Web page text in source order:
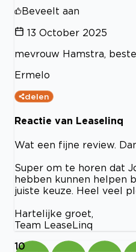
Beveelt aan
13 October 2025
mevrouw Hamstra,
Ermelo
delen
Reactie van Leaselinq
Wat een fijne review.
Super om te horen dat
hebben kunnen helpen
juiste keuze. Heel veel
Hartelijke groet,
Team LeaseLinq
10